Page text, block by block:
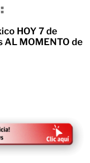
HOY 7 de
MOMENTO de